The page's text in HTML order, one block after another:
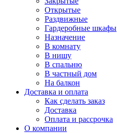
Открытые
Раздвижные
Гардеробные шкафы
Назначение
В комнату
В нишу
В спальню
В частный дом
На балкон
Доставка и оплата
Как сделать заказ
Доставка
Оплата и рассрочка
О компании